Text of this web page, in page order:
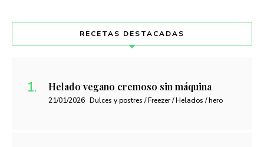
RECETAS DESTACADAS
Helado vegano cremoso sin máquina
21/01/2026 Dulces y postres / Freezer / Helados / hero